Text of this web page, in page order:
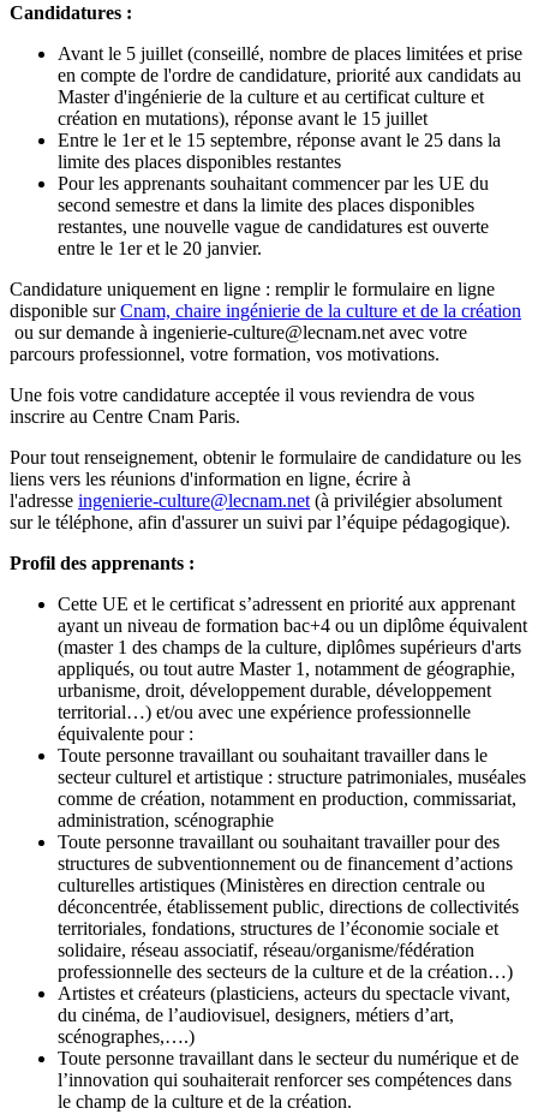
Candidatures :
Avant le 5 juillet (conseillé, nombre de places limitées et prise
en compte de l'ordre de candidature, priorité aux candidats au
Master d'ingénierie de la culture et au certificat culture et
création en mutations), réponse avant le 15 juillet
Entre le 1er et le 15 septembre, réponse avant le 25 dans la
limite des places disponibles restantes
Pour les apprenants souhaitant commencer par les UE du
second semestre et dans la limite des places disponibles
restantes, une nouvelle vague de candidatures est ouverte
entre le 1er et le 20 janvier.
Candidature uniquement en ligne : remplir le formulaire en ligne
disponible surCnam, chaire ingénierie de la culture et de la création
ou sur demande à ingenierie-culture@lecnam.net avec votre
parcours professionnel, votre formation, vos motivations.
Une fois votre candidature acceptée il vous reviendra de vous
inscrire au Centre Cnam Paris.
Pour tout renseignement, obtenir le formulaire de candidature ou les
liens vers les réunions d'information en ligne, écrire à
l'adresse ingenierie-culture@lecnam.net (à privilégier absolument
sur le téléphone, afin d'assurer un suivi par l’équipe pédagogique).
Profil des apprenants :
Cette UE et le certificat s’adressent en priorité aux apprenant
ayant un niveau de formation bac+4 ou un diplôme équivalent
(master 1 des champs de la culture, diplômes supérieurs d'arts
appliqués, ou tout autre Master 1, notamment de géographie,
urbanisme, droit, développement durable, développement
territorial…) et/ou avec une expérience professionnelle
équivalente pour :
Toute personne travaillant ou souhaitant travailler dans le
secteur culturel et artistique : structure patrimoniales, muséales
comme de création, notamment en production, commissariat,
administration, scénographie
Toute personne travaillant ou souhaitant travailler pour des
structures de subventionnement ou de financement d’actions
culturelles artistiques (Ministères en direction centrale ou
déconcentrée, établissement public, directions de collectivités
territoriales, fondations, structures de l’économie sociale et
solidaire, réseau associatif, réseau/organisme/fédération
professionnelle des secteurs de la culture et de la création…)
Artistes et créateurs (plasticiens, acteurs du spectacle vivant,
du cinéma, de l’audiovisuel, designers, métiers d’art,
scénographes,….)
Toute personne travaillant dans le secteur du numérique et de
l’innovation qui souhaiterait renforcer ses compétences dans
le champ de la culture et de la création.